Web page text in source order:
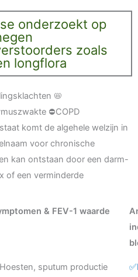
onderzoekt op
zoals
longflora
📛
⛔COPD
komt de algehele welzijn in
voor chronische
kan ontstaan door een darm-
of een verminderde
& FEV-1 waarde
sputum productie